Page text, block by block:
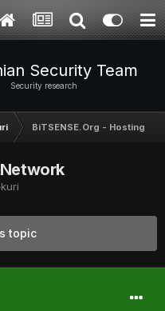
Security Team
Security research
BiTSENSE.Org - Hosting
topic